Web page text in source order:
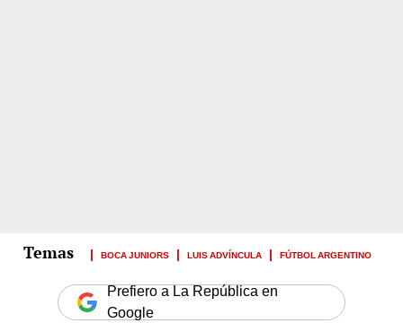
BOCA JUNIORS LUIS ADVÍNCULA FÚTBOL ARGENTINO
Prefiero a La República en
Google